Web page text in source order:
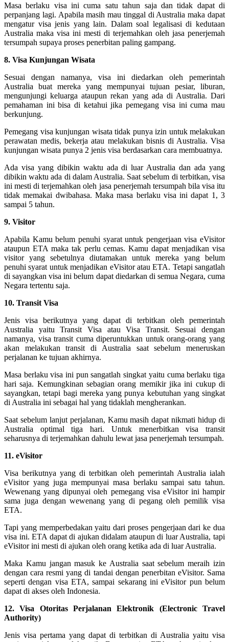
Masa berlaku visa ini cuma satu tahun saja dan tidak dapat di
perpanjang lagi. Apabila masih mau tinggal di Australia maka dapat
mengatur visa jenis yang lain. Dalam soal legalisasi di kedutaan
Australia maka visa ini mesti di terjemahkan oleh jasa penerjemah
tersumpah supaya proses penerbitan paling gampang.
8. Visa Kunjungan Wisata
Sesuai dengan namanya, visa ini diedarkan oleh pemerintah
Australia buat mereka yang mempunyai tujuan pesiar, liburan,
mengunjungi keluarga ataupun rekan yang ada di Australia. Dari
pemahaman ini bisa di ketahui jika pemegang visa ini cuma mau
berkunjung.
Pemegang visa kunjungan wisata tidak punya izin untuk melakukan
perawatan medis, bekerja atau melakukan bisnis di Australia. Visa
kunjungan wisata punya 2 jenis visa berdasarkan cara membuatnya.
Ada visa yang dibikin waktu ada di luar Australia dan ada yang
dibikin waktu ada di dalam Australia. Saat sebelum di terbitkan, visa
ini mesti di terjemahkan oleh jasa penerjemah tersumpah bila visa itu
tidak memakai dwibahasa. Maka masa berlaku visa ini dapat 1, 3
sampai 5 tahun.
9. Visitor
Apabila Kamu belum penuhi syarat untuk pengerjaan visa eVisitor
ataupun ETA maka tak perlu cemas. Kamu dapat menjadikan visa
visitor yang sebetulnya diutamakan untuk mereka yang belum
penuhi syarat untuk menjadikan eVisitor atau ETA. Tetapi sangatlah
di sayangkan visa ini belum dapat diedarkan di semua Negara, cuma
Negara tertentu saja.
10. Transit Visa
Jenis visa berikutnya yang dapat di terbitkan oleh pemerintah
Australia yaitu Transit Visa atau Visa Transit. Sesuai dengan
namanya, visa transit cuma diperuntukkan untuk orang-orang yang
akan melakukan transit di Australia saat sebelum meneruskan
perjalanan ke tujuan akhirnya.
Masa berlaku visa ini pun sangatlah singkat yaitu cuma berlaku tiga
hari saja. Kemungkinan sebagian orang memikir jika ini cukup di
sayangkan, tetapi bagi mereka yang punya kebutuhan yang singkat
di Australia ini sebagai hal yang tidaklah mengherankan.
Saat sebelum lanjut perjalanan, Kamu masih dapat nikmati hidup di
Australia optimal tiga hari. Untuk menerbitkan visa transit
seharusnya di terjemahkan dahulu lewat jasa penerjemah tersumpah.
11. eVisitor
Visa berikutnya yang di terbitkan oleh pemerintah Australia ialah
eVisitor yang juga mempunyai masa berlaku sampai satu tahun.
Wewenang yang dipunyai oleh pemegang visa eVisitor ini hampir
sama juga dengan wewenang yang di pegang oleh pemilik visa
ETA.
Tapi yang memperbedakan yaitu dari proses pengerjaan dari ke dua
visa ini. ETA dapat di ajukan didalam ataupun di luar Australia, tapi
eVisitor ini mesti di ajukan oleh orang ketika ada di luar Australia.
Maka Kamu jangan masuk ke Australia saat sebelum meraih izin
dengan cara resmi yang di tandai dengan penerbitan eVisitor. Sama
seperti dengan visa ETA, sampai sekarang ini eVisitor pun belum
dapat di akses oleh Indonesia.
12. Visa Otoritas Perjalanan Elektronik (Electronic Travel
Authority)
Jenis visa pertama yang dapat di terbitkan di Australia yaitu visa